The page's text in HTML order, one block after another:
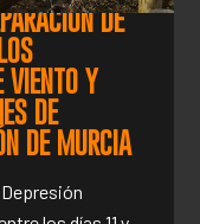
DE
VIENTO Y
DE
DE MURCIA